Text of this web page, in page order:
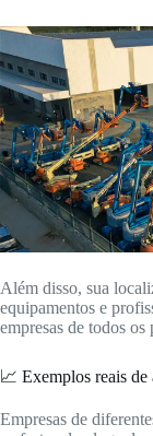
Além disso, sua
equipamentos e
empresas de todos os
📈 Exemplos reais de
Empresas de